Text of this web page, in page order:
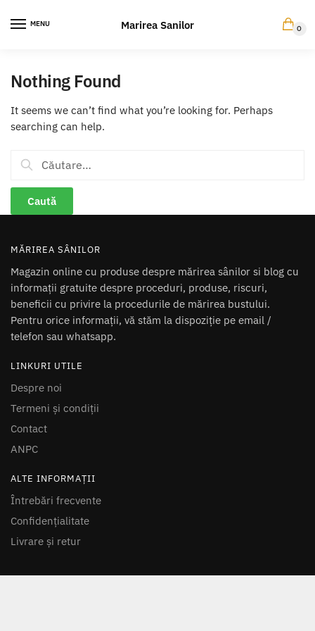
MENU Marirea Sanilor 0
Nothing Found
It seems we can’t find what you’re looking for. Perhaps
searching can help.
Caută
după:
MĂRIREA SÂNILOR
Magazin online cu produse despre mărirea sânilor si blog cu
informații gratuite despre proceduri, produse, riscuri,
beneficii cu privire la procedurile de mărirea bustului.
Pentru orice informații, vă stăm la dispoziție pe email /
telefon sau whatsapp.
LINKURI UTILE
Despre noi
Termeni și condiții
Contact
ANPC
ALTE INFORMAȚII
Întrebări frecvente
Confidențialitate
Livrare și retur